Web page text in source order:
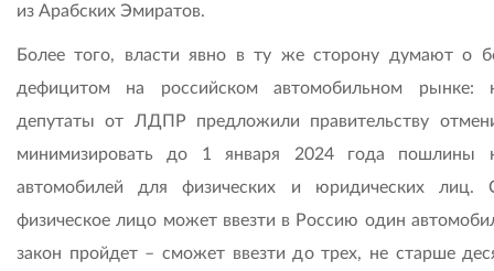
из Арабских Эмиратов.
Более того, власти явно в ту же сторону думают о
дефицитом на российском автомобильном рынке:
депутаты от ЛДПР предложили правительству
минимизировать до 1 января 2024 года пошлины
автомобилей для физических и юридических лиц.
физическое лицо может ввезти в Россию один
закон пройдет – сможет ввезти до трех, не старше